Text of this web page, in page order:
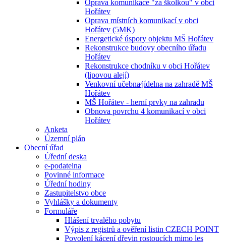
Oprava komunikace "za školkou" v obci
Hořátev
Oprava místních komunikací v obci
Hořátev (5MK)
Energetické úspory objektu MŠ Hořátev
Rekonstrukce budovy obecního úřadu
Hořátev
Rekonstrukce chodníku v obci Hořátev
(lipovou alejí)
Venkovní učebna⁄jídelna na zahradě MŠ
Hořátev
MŠ Hořátev - herní prvky na zahradu
Obnova povrchu 4 komunikací v obci
Hořátev
Anketa
Územní plán
Obecní úřad
Úřední deska
e-podatelna
Povinné informace
Úřední hodiny
Zastupitelstvo obce
Vyhlášky a dokumenty
Formuláře
Hlášení trvalého pobytu
Výpis z registrů a ověření listin CZECH POINT
Povolení kácení dřevin rostoucích mimo les